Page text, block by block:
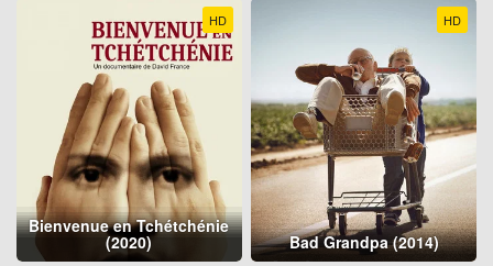
HD
Bienvenue en Tchétchénie
(2020)
HD
Bad Grandpa (2014)